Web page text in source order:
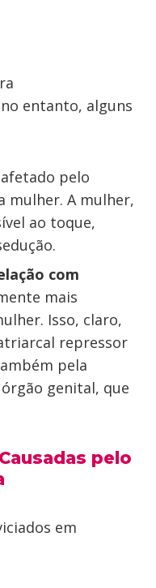
entanto, alguns
pelo
mulher. A mulher,
ao toque,
com
mais
Isso, claro,
repressor
pela
genital, que
pelo
em